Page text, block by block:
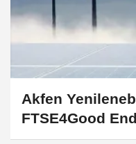
Akfen
FTSE4Good